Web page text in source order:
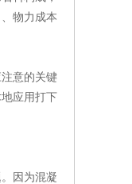
物力成本
意的关键
应用打下
因为混凝